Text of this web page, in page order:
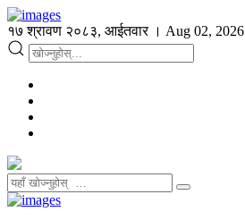
१७ श्रावण २०८३, आईतवार । Aug 02, 2026